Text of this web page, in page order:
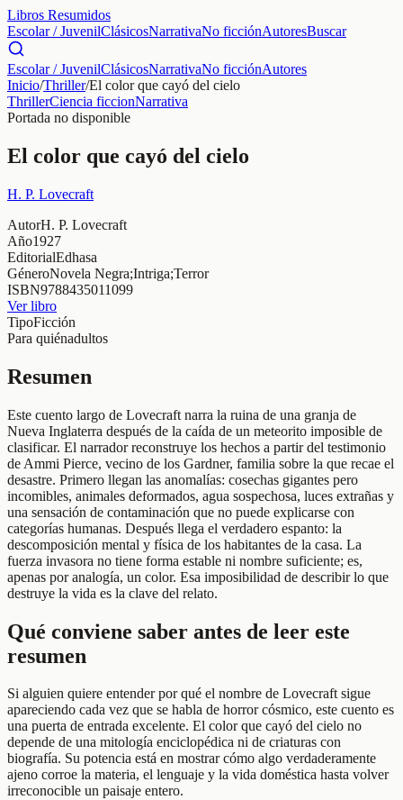
Libros Resumidos
Escolar / JuvenilClásicosNarrativaNo ficciónAutoresBuscar
Escolar / JuvenilClásicosNarrativaNo ficciónAutores
Inicio/Thriller/El color que cayó del cielo
ThrillerCiencia ficcionNarrativa
Portada no disponible
El color que cayó del cielo
H. P. Lovecraft
AutorH. P. Lovecraft
Año1927
EditorialEdhasa
GéneroNovela Negra;Intriga;Terror
ISBN9788435011099
Ver libro
TipoFicción
Para quiénadultos
Resumen
Este cuento largo de Lovecraft narra la ruina de una granja de
Nueva Inglaterra después de la caída de un meteorito imposible de
clasificar. El narrador reconstruye los hechos a partir del testimonio
de Ammi Pierce, vecino de los Gardner, familia sobre la que recae el
desastre. Primero llegan las anomalías: cosechas gigantes pero
incomibles, animales deformados, agua sospechosa, luces extrañas y
una sensación de contaminación que no puede explicarse con
categorías humanas. Después llega el verdadero espanto: la
descomposición mental y física de los habitantes de la casa. La
fuerza invasora no tiene forma estable ni nombre suficiente; es,
apenas por analogía, un color. Esa imposibilidad de describir lo que
destruye la vida es la clave del relato.
Qué conviene saber antes de leer este
resumen
Si alguien quiere entender por qué el nombre de Lovecraft sigue
apareciendo cada vez que se habla de horror cósmico, este cuento es
una puerta de entrada excelente. El color que cayó del cielo no
depende de una mitología enciclopédica ni de criaturas con
biografía. Su potencia está en mostrar cómo algo verdaderamente
ajeno corroe la materia, el lenguaje y la vida doméstica hasta volver
irreconocible un paisaje entero.